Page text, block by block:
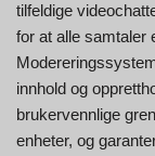
tilfeldige
for at alle samtaler
innhold og
brukervennlige
enheter, og